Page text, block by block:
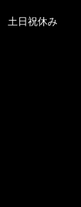
土日祝休み